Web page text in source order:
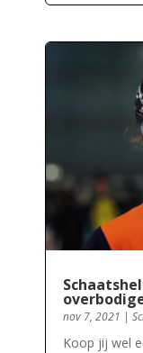
nov 7, 2021 |
Koop jij wel